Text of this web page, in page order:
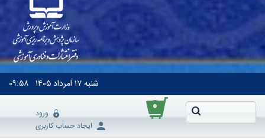
شنبه۱۷ اَمرداد ۱۴۰۵ ۰۹:۵۸
۰
ورود
ایجاد حساب کاربری